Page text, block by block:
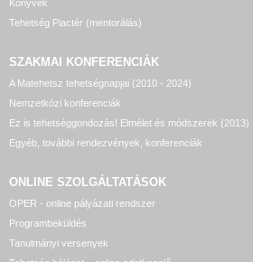
Könyvek
Tehetség Piactér (mentorálás)
SZAKMAI KONFERENCIÁK
A Matehetsz tehetségnapjai (2010 - 2024)
Nemzetközi konferenciák
Ez is tehetséggondozás! Elmélet és módszerek (2013)
Egyéb, további rendezvények, konferenciák
ONLINE SZOLGÁLTATÁSOK
OPER - online pályázati rendszer
Programbeküldés
Tanulmányi versenyek